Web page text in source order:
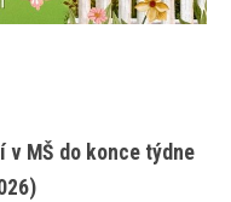
v MŠ do konce týdne